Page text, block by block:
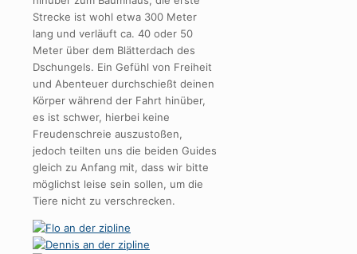
Strecke ist wohl etwa 300 Meter
lang und verläuft ca. 40 oder 50
Meter über dem Blätterdach des
Dschungels. Ein Gefühl von Freiheit
und Abenteuer durchschießt deinen
Körper während der Fahrt hinüber,
es ist schwer, hierbei keine
Freudenschreie auszustoßen,
jedoch teilten uns die beiden Guides
gleich zu Anfang mit, dass wir bitte
möglichst leise sein sollen, um die
Tiere nicht zu verschrecken.